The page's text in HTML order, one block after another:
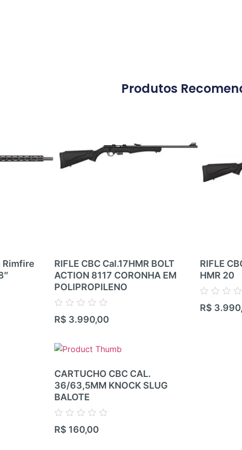
Produtos
Rimfire
RIFLE CBC Cal.17HMR BOLT
ACTION 8117 CORONHA EM
POLIPROPILENO
Avaliação
0
R$ 3.990,00
RIFLE
HMR 20
Avaliação
0
R$
CARTUCHO CBC CAL.
36/63,5MM KNOCK SLUG
BALOTE
Avaliação
0
R$ 160,00